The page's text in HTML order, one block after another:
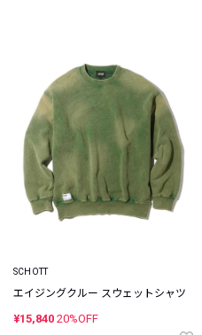
SCHOTT
エイジングクルー スウェットシャツ
¥15,840 20%OFF